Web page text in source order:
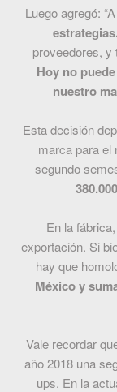
Luego agregó:
estrategias.
proveedores, y
Hoy no
nuestro
Esta decisión
marca para el
segundo
En la
exportación. Si
hay que
México y
Vale recordar
año 2018 una
ups. En la